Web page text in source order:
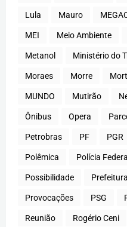
Lula Mauro
MEI Meio Ambiente
Metanol Ministério do
Moraes Morre
MUNDO Mutirão
Ônibus Opera
Petrobras PF PGR
Polêmica Polícia Federal
Possibilidade Prefeitura
Provocações PSG
Reunião Rogério Ceni